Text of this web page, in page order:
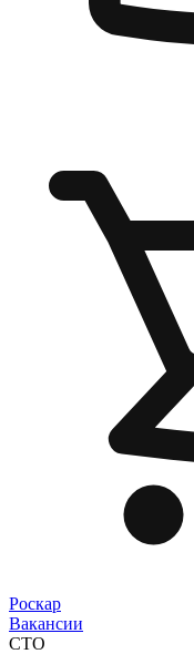
Роскар
Вакансии
СТО